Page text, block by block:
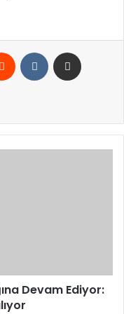
Reddit VKontakte
Devam Ediyor: